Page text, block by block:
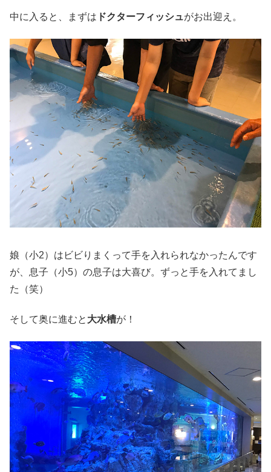
中に入ると、まずは ドクターフィッシュがお出迎え。
娘（小2）はビビりまくって手を入れられなかったんです
が、息子（小5）の息子は大喜び。ずっと手を入れてまし
た（笑）
そして奥に進むと 大水槽が！